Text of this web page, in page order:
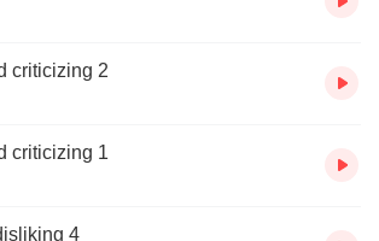
criticizing 2
criticizing 1
4